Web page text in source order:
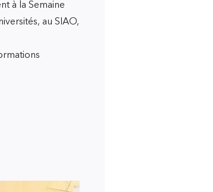
à la Semaine
au SIAO,